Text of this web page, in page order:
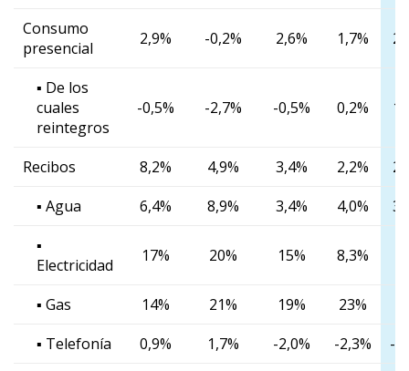
Consumo
presencial
2,9% -0,2% 2,6% 1,7%
▪ De los
cuales
reintegros
-0,5% -2,7% -0,5% 0,2%
Recibos 8,2% 4,9% 3,4% 2,2%
▪ Agua
6,4% 8,9% 3,4% 4,0%
▪
Electricidad
17% 20% 15% 8,3%
▪ Gas 14% 21% 19% 23%
▪ Telefonía
0,9% 1,7% -2,0% -2,3%
-